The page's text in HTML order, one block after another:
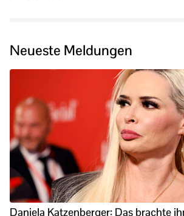
Neueste Meldungen
Daniela Katzenberger: Das brachte